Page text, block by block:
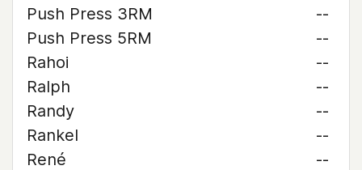
Push Press 3RM
--
Push Press 5RM
--
Rahoi
--
Ralph
--
Randy
--
Rankel
--
René
--